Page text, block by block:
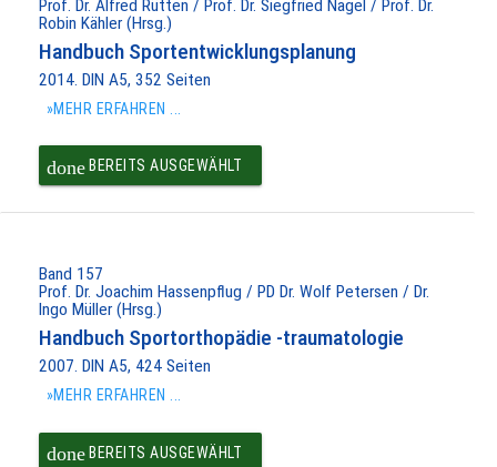
Prof. Dr. Alfred Rütten / Prof. Dr. Siegfried Nagel / Prof. Dr.
Robin Kähler (Hrsg.)
Handbuch Sportentwicklungsplanung
2014. DIN A5, 352 Seiten
»MEHR ERFAHREN ...
doneBEREITS AUSGEWÄHLT
Band 157
Prof. Dr. Joachim Hassenpflug / PD Dr. Wolf Petersen / Dr.
Ingo Müller (Hrsg.)
Handbuch Sportorthopädie -traumatologie
2007. DIN A5, 424 Seiten
»MEHR ERFAHREN ...
doneBEREITS AUSGEWÄHLT